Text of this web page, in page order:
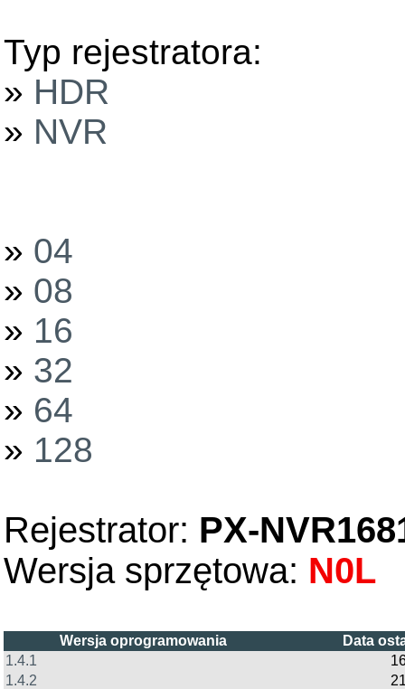
Typ rejestratora:
» HDR
» NVR
» 04
» 08
» 16
» 32
» 64
» 128
Rejestrator: PX-
Wersja sprzętowa: N0L
Wersja oprogramowania
Data
1.4.1
1.4.2